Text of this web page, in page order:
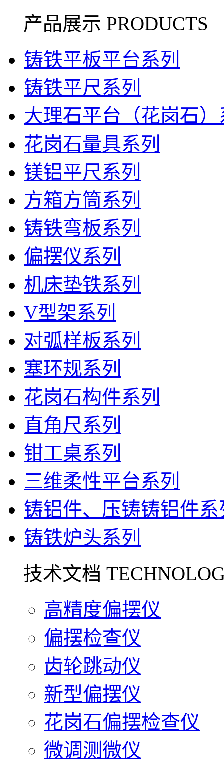
产品展示 PRODUCTS
铸铁平板平台系列
铸铁平尺系列
大理石平台（花岗石）
花岗石量具系列
镁铝平尺系列
方箱方筒系列
铸铁弯板系列
偏摆仪系列
机床垫铁系列
V型架系列
对弧样板系列
塞环规系列
花岗石构件系列
直角尺系列
钳工桌系列
三维柔性平台系列
铸铝件、压铸铸铝件系
铸铁炉头系列
技术文档
高精度偏摆仪
偏摆检查仪
齿轮跳动仪
新型偏摆仪
花岗石偏摆检查仪
微调测微仪